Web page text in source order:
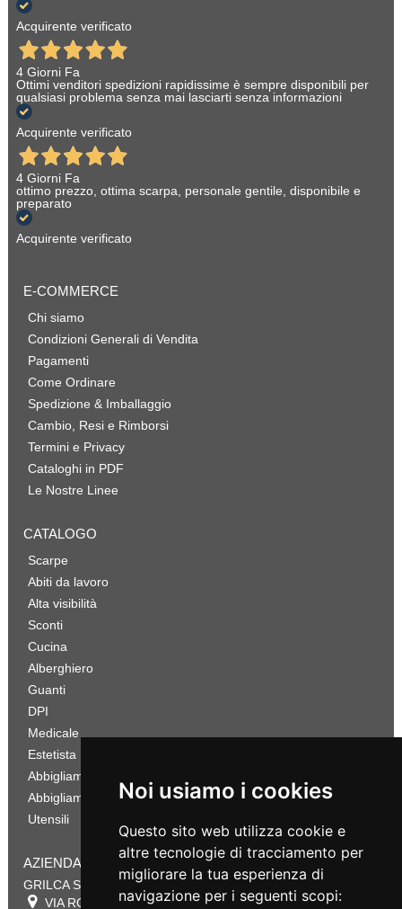
Noi usiamo i cookies
Questo sito web utilizza cookie e
altre tecnologie di tracciamento per
migliorare la tua esperienza di
navigazione per i seguenti scopi:
Acquirente verificato
4 Giorni Fa
Ottimi venditori spedizioni rapidissime è sempre disponibili per
qualsiasi problema senza mai lasciarti senza informazioni
Acquirente verificato
4 Giorni Fa
ottimo prezzo, ottima scarpa, personale gentile, disponibile e
preparato
Acquirente verificato
E-COMMERCE
Chi siamo
Condizioni Generali di Vendita
Pagamenti
Come Ordinare
Spedizione & Imballaggio
Cambio, Resi e Rimborsi
Termini e Privacy
Cataloghi in PDF
Le Nostre Linee
CATALOGO
Scarpe
Abiti da lavoro
Alta visibilità
Sconti
Cucina
Alberghiero
Guanti
DPI
Medicale
Estetista
Abbigliamento Sportivo
Abbigliamento Bambino
Utensili
AZIENDA
GRILCA SRL
VIA ROMA 180 88054 SERSALE , CZ